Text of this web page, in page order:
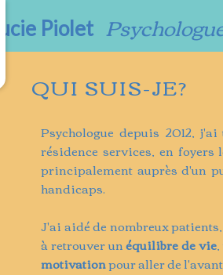
Lucie Piolet
QUI SUIS-JE?
Psychologue depuis 2012,
résidence services, en
principalement auprès d'un
handicaps.
J'ai aidé de nombreux
à retrouver unéquilibre de vie
motivationpour aller de